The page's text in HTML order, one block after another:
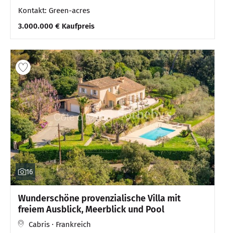
Kontakt: Green-acres
3.000.000 € Kaufpreis
16
Wunderschöne provenzialische Villa mit
freiem Ausblick, Meerblick und Pool
Cabris · Frankreich